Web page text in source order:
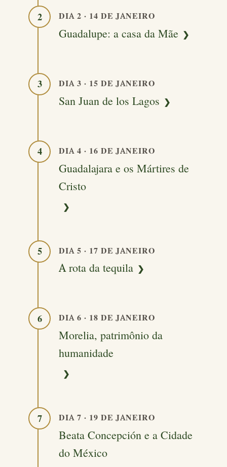
2 DIA 2 · 14 DE JANEIRO
Guadalupe: a casa da Mãe
3 DIA 3 · 15 DE JANEIRO
San Juan de los Lagos
4 DIA 4 · 16 DE JANEIRO
Guadalajara e os Mártires de
Cristo
5 DIA 5 · 17 DE JANEIRO
A rota da tequila
6 DIA 6 · 18 DE JANEIRO
Morelia, patrimônio da
humanidade
7 DIA 7 · 19 DE JANEIRO
Beata Concepción e a Cidade
do México